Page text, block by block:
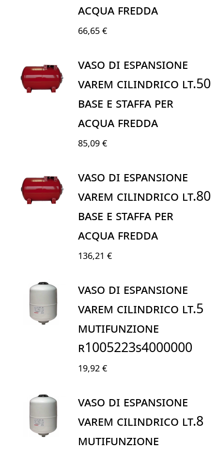
ACQUA FREDDA
66,65 €
VASO DI ESPANSIONE
VAREM CILINDRICO LT.50
BASE E STAFFA PER
ACQUA FREDDA
85,09 €
VASO DI ESPANSIONE
VAREM CILINDRICO LT.80
BASE E STAFFA PER
ACQUA FREDDA
136,21 €
VASO DI ESPANSIONE
VAREM CILINDRICO LT.5
MUTIFUNZIONE
R1005223S4000000
19,92 €
VASO DI ESPANSIONE
VAREM CILINDRICO LT.8
MUTIFUNZIONE